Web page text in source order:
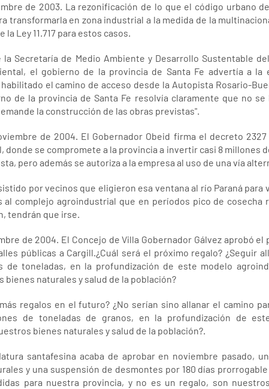
de 2003. La rezonificación de lo que el código urbano
transformarla en zona industrial a la medida de la
Ley 11.717 para estos casos.
la Secretaría de Medio Ambiente y Desarrollo Sustentable
el gobierno de la provincia de Santa Fe advertía a la
el camino de acceso desde la Autopista Rosario-
de la provincia de Santa Fe resolvía claramente que no
la construcción de las obras previstas".
de 2004. El Gobernador Obeid firma el decreto
donde se compromete a la provincia a invertir casi 8 millones
pero además se autoriza a la empresa al uso de una vía
por vecinos que eligieron esa ventana al río Paraná
al complejo agroindustrial que en períodos pico de cosecha
tendrán que irse.
de 2004. El Concejo de Villa Gobernador Gálvez aprobó
públicas a Cargill.¿Cuál será el próximo regalo? ¿Seguir
de toneladas, en la profundización de este modelo
naturales y salud de la población?
regalos en el futuro? ¿No serían sino allanar el camino
de toneladas de granos, en la profundización de
bienes naturales y salud de la población?.
santafesina acaba de aprobar en noviembre pasado,
y una suspensión de desmontes por 180 días
para nuestra provincia, y no es un regalo, son